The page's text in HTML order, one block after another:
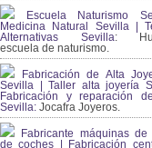
Escuela Naturismo
Medicina Natural Sevilla |
Alternativas Sevilla:
escuela de naturismo.
Fabricación de Alta
Sevilla | Taller alta joyería
Fabricación y reparación
Sevilla: Jocafra Joyeros.
Fabricante máquinas de
de coches | Fabricación